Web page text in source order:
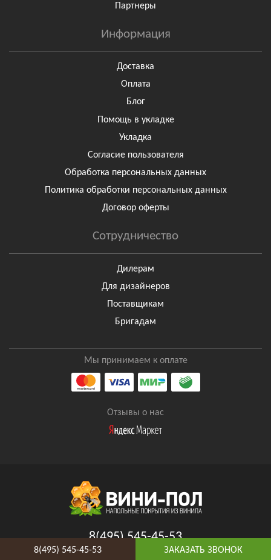
Партнеры
Информация
Доставка
Оплата
Блог
Помощь в укладке
Укладка
Согласие пользователя
Обработка персональных данных
Политика обработки персональных данных
Договор оферты
Сотрудничество
Дилерам
Для дизайнеров
Поставщикам
Бригадам
Мы принимаем к оплате
Отзывы о нас
8(495) 545-45-53
8(495) 545-45-53 ЗАКАЗАТЬ ЗВОНОК